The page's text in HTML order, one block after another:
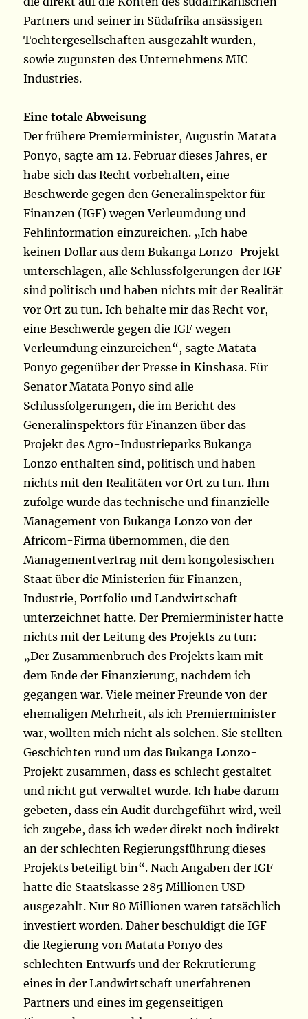
Partners und seiner in Südafrika ansässigen
Tochtergesellschaften ausgezahlt wurden,
sowie zugunsten des Unternehmens MIC
Industries.
Eine totale Abweisung
Der frühere Premierminister, Augustin Matata
Ponyo, sagte am 12. Februar dieses Jahres, er
habe sich das Recht vorbehalten, eine
Beschwerde gegen den Generalinspektor für
Finanzen (IGF) wegen Verleumdung und
Fehlinformation einzureichen. „Ich habe
keinen Dollar aus dem Bukanga Lonzo-Projekt
unterschlagen, alle Schlussfolgerungen der IGF
sind politisch und haben nichts mit der Realität
vor Ort zu tun. Ich behalte mir das Recht vor,
eine Beschwerde gegen die IGF wegen
Verleumdung einzureichen“, sagte Matata
Ponyo gegenüber der Presse in Kinshasa. Für
Senator Matata Ponyo sind alle
Schlussfolgerungen, die im Bericht des
Generalinspektors für Finanzen über das
Projekt des Agro-Industrieparks Bukanga
Lonzo enthalten sind, politisch und haben
nichts mit den Realitäten vor Ort zu tun. Ihm
zufolge wurde das technische und finanzielle
Management von Bukanga Lonzo von der
Africom-Firma übernommen, die den
Managementvertrag mit dem kongolesischen
Staat über die Ministerien für Finanzen,
Industrie, Portfolio und Landwirtschaft
unterzeichnet hatte. Der Premierminister hatte
nichts mit der Leitung des Projekts zu tun:
„Der Zusammenbruch des Projekts kam mit
dem Ende der Finanzierung, nachdem ich
gegangen war. Viele meiner Freunde von der
ehemaligen Mehrheit, als ich Premierminister
war, wollten mich nicht als solchen. Sie stellten
Geschichten rund um das Bukanga Lonzo-
Projekt zusammen, dass es schlecht gestaltet
und nicht gut verwaltet wurde. Ich habe darum
gebeten, dass ein Audit durchgeführt wird, weil
ich zugebe, dass ich weder direkt noch indirekt
an der schlechten Regierungsführung dieses
Projekts beteiligt bin“. Nach Angaben der IGF
hatte die Staatskasse 285 Millionen USD
ausgezahlt. Nur 80 Millionen waren tatsächlich
investiert worden. Daher beschuldigt die IGF
die Regierung von Matata Ponyo des
schlechten Entwurfs und der Rekrutierung
eines in der Landwirtschaft unerfahrenen
Partners und eines im gegenseitigen